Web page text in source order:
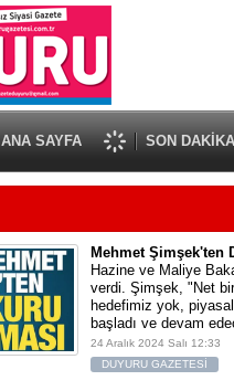
ANA SAYFA SON DAKİKA
Mehmet Şimşek'ten
Hazine ve Maliye
verdi. Şimşek, "Net
hedefimiz yok,
başladı ve devam
24 Aralık 2024 Salı 12:33
DUYURU GAZETESİ